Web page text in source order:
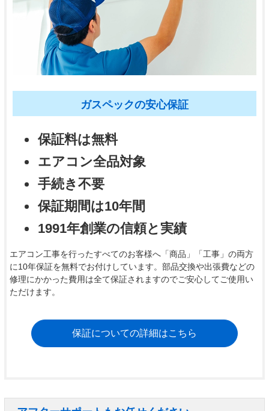
ガスペックの安心保証
保証料は無料
エアコン全品対象
手続き不要
保証期間は10年間
1991年創業の信頼と実績
エアコン工事を行ったすべてのお客様へ「商品」「工事」の両方
に10年保証を無料でお付けしています。部品交換や出張費などの
修理にかかった費用は全て保証されますのでご安心してご使用い
ただけます。
保証についての詳細はこちら